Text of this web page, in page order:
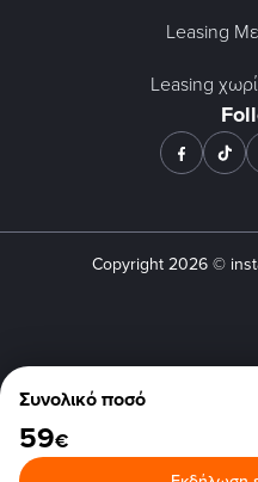
Συνολικό ποσό
59€
Leasing
Leasing
Copyright 2026©